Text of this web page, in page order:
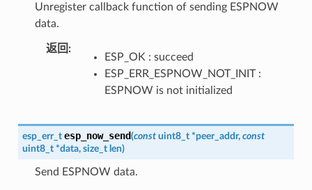
Unregister callback function of sending ESPNOW
data.
返回 :
ESP_OK : succeed
ESP_ERR_ESPNOW_NOT_INIT :
ESPNOW is not initialized
esp_err_t esp_now_send(const uint8_t *peer_addr, const
uint8_t *data, size_t len)
Send ESPNOW data.